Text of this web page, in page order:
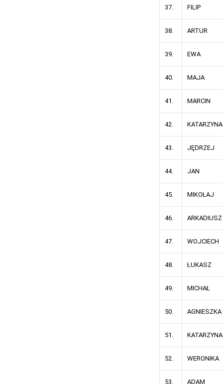
37. FILIP
38. ARTUR
39. EWA
40. MAJA
41. MARCIN
42. KATARZYNA
43. JĘDRZEJ
44. JAN
45. MIKOŁAJ
46. ARKADIUSZ
47. WOJCIECH
48. ŁUKASZ
49. MICHAŁ
50. AGNIESZKA
51. KATARZYNA
52. WERONIKA
53. ADAM